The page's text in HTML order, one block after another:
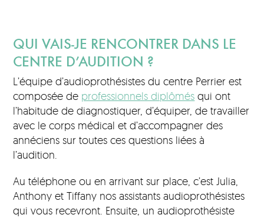
QUI VAIS-JE RENCONTRER DANS LE
CENTRE D’AUDITION ?
L’équipe d’audioprothésistes du centre Perrier est
composée de professionnels diplômés qui ont
l’habitude de diagnostiquer, d’équiper, de travailler
avec le corps médical et d’accompagner des
annéciens sur toutes ces questions liées à
l’audition.
Au téléphone ou en arrivant sur place, c’est Julia,
Anthony et Tiffany nos assistants audioprothésistes
qui vous recevront. Ensuite, un audioprothésiste